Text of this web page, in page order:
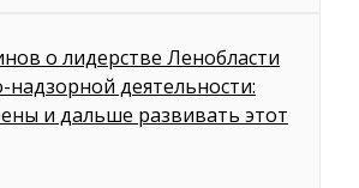
о лидерстве Ленобласти
деятельности:
и дальше развивать этот